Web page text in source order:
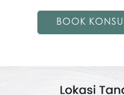
BOOK